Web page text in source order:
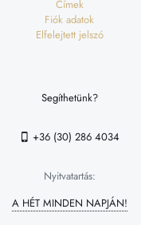
Címek
Fiók adatok
Elfelejtett jelszó
Segíthetünk?
+36 (30) 286 4034
Nyitvatartás:
A HÉT MINDEN NAPJÁN!